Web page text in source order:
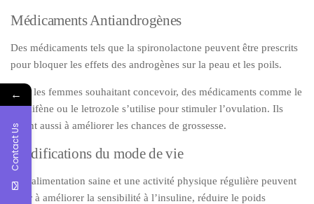
Médicaments Antiandrogènes
Des médicaments tels que la spironolactone peuvent être prescrits
pour bloquer les effets des androgènes sur la peau et les poils.
Pour les femmes souhaitant concevoir, des médicaments comme le
clomifène ou le letrozole s’utilise pour stimuler l’ovulation. Ils
aident aussi à améliorer les chances de grossesse.
Modifications du mode de vie
Une alimentation saine et une activité physique régulière peuvent
aider à améliorer la sensibilité à l’insuline, réduire le poids
←
Contact Us